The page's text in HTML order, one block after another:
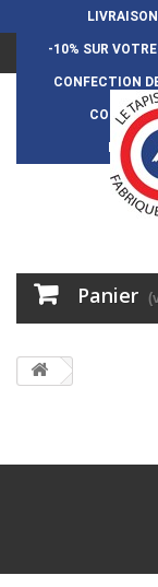
-10% SUR
CONFECTION
Panier